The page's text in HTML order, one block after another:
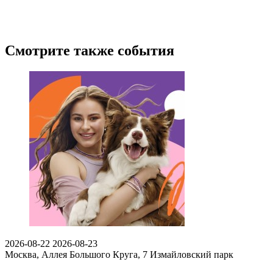
Смотрите также события
2026-08-22 2026-08-23
Москва, Аллея Большого Круга, 7 Измайловский парк